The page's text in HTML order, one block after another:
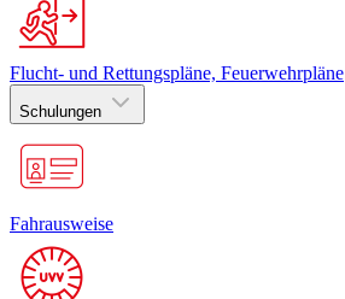
Flucht- und Rettungspläne, Feuerwehrpläne
Schulungen
Fahrausweise